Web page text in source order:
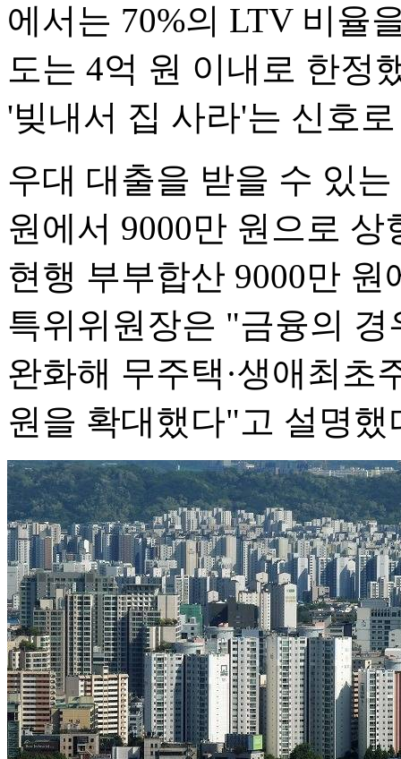
에서는 70%의 LTV 비율
도는 4억 원 이내로 한정
'빚내서 집 사라'는 신호
우대 대출을 받을 수 있
원에서 9000만 원으로
현행 부부합산 9000만
특위위원장은 "금융의
완화해 무주택·생애최초
원을 확대했다"고 설명했